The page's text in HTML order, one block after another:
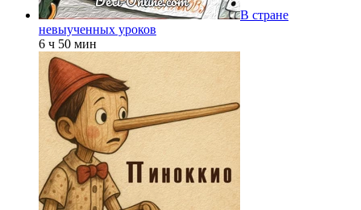
В стране
невыученных уроков
6 ч 50 мин